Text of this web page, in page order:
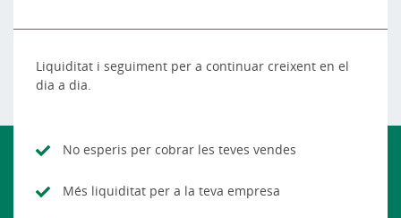
Liquiditat i seguiment per a continuar creixent en el
dia a dia.
No esperis per cobrar les teves vendes
Més liquiditat per a la teva empresa